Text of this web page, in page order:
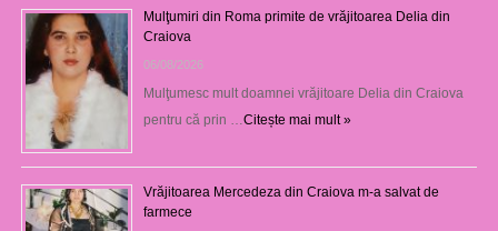
Mulţumiri din Roma primite de vrăjitoarea Delia din
Craiova
06/08/2026
Mulţumesc mult doamnei vrăjitoare Delia din Craiova
pentru că prin … Citește mai mult »
Vrăjitoarea Mercedeza din Craiova m-a salvat de
farmece